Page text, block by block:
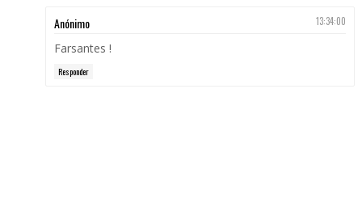
Anónimo 13:34:00
Farsantes !
Responder